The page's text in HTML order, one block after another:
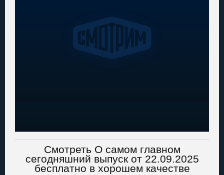
Смотреть О самом главном
сегодняшний выпуск от 22.09.2025
бесплатно в хорошем качестве